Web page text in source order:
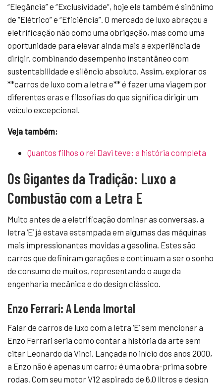
“Elegância” e “Exclusividade”, hoje ela também é sinônimo
de “Elétrico” e “Eficiência”. O mercado de luxo abraçou a
eletrificação não como uma obrigação, mas como uma
oportunidade para elevar ainda mais a experiência de
dirigir, combinando desempenho instantâneo com
sustentabilidade e silêncio absoluto. Assim, explorar os
**carros de luxo com a letra e** é fazer uma viagem por
diferentes eras e filosofias do que significa dirigir um
veículo excepcional.
Veja também:
Quantos filhos o rei Davi teve: a história completa
Os Gigantes da Tradição: Luxo a
Combustão com a Letra E
Muito antes de a eletrificação dominar as conversas, a
letra ‘E’ já estava estampada em algumas das máquinas
mais impressionantes movidas a gasolina. Estes são
carros que definiram gerações e continuam a ser o sonho
de consumo de muitos, representando o auge da
engenharia mecânica e do design clássico.
Enzo Ferrari: A Lenda Imortal
Falar de carros de luxo com a letra ‘E’ sem mencionar a
Enzo Ferrari seria como contar a história da arte sem
citar Leonardo da Vinci. Lançada no início dos anos 2000,
a Enzo não é apenas um carro; é uma obra-prima sobre
rodas. Com seu motor V12 aspirado de 6.0 litros e design